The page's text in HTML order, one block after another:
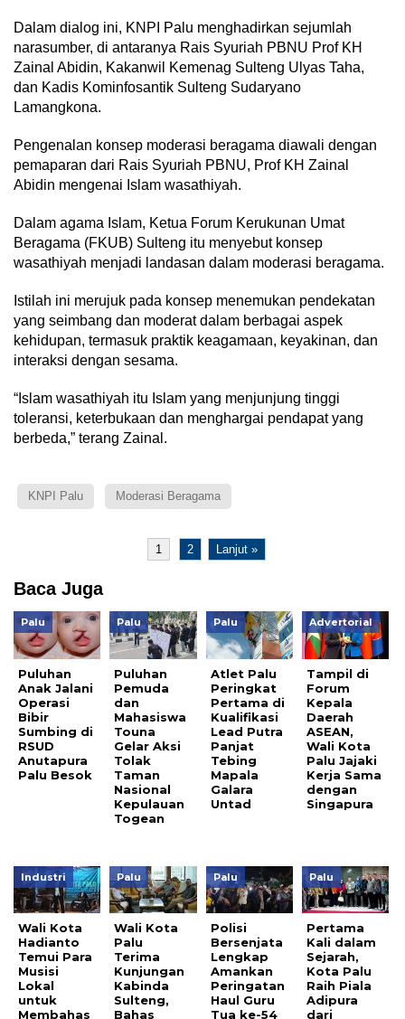
Dalam dialog ini, KNPI Palu menghadirkan sejumlah
narasumber, di antaranya Rais Syuriah PBNU Prof KH
Zainal Abidin, Kakanwil Kemenag Sulteng Ulyas Taha,
dan Kadis Kominfosantik Sulteng Sudaryano
Lamangkona.
Pengenalan konsep moderasi beragama diawali dengan
pemaparan dari Rais Syuriah PBNU, Prof KH Zainal
Abidin mengenai Islam wasathiyah.
Dalam agama Islam, Ketua Forum Kerukunan Umat
Beragama (FKUB) Sulteng itu menyebut konsep
wasathiyah menjadi landasan dalam moderasi beragama.
Istilah ini merujuk pada konsep menemukan pendekatan
yang seimbang dan moderat dalam berbagai aspek
kehidupan, termasuk praktik keagamaan, keyakinan, dan
interaksi dengan sesama.
“Islam wasathiyah itu Islam yang menjunjung tinggi
toleransi, keterbukaan dan menghargai pendapat yang
berbeda,” terang Zainal.
KNPI Palu Moderasi Beragama
1 2 Lanjut »
Baca Juga
Palu
Puluhan
Anak Jalani
Operasi
Bibir
Sumbing di
RSUD
Anutapura
Palu Besok
Palu
Puluhan
Pemuda
dan
Mahasiswa
Touna
Gelar Aksi
Tolak
Taman
Nasional
Kepulauan
Togean
Palu
Atlet Palu
Peringkat
Pertama di
Kualifikasi
Lead Putra
Panjat
Tebing
Mapala
Galara
Untad
Advertorial
Tampil di
Forum
Kepala
Daerah
ASEAN,
Wali Kota
Palu Jajaki
Kerja Sama
dengan
Singapura
Industri
Wali Kota
Hadianto
Temui Para
Musisi
Lokal
untuk
Membahas
Palu
Wali Kota
Palu
Terima
Kunjungan
Kabinda
Sulteng,
Bahas
Palu
Polisi
Bersenjata
Lengkap
Amankan
Peringatan
Haul Guru
Tua ke-54
Palu
Pertama
Kali dalam
Sejarah,
Kota Palu
Raih Piala
Adipura
dari